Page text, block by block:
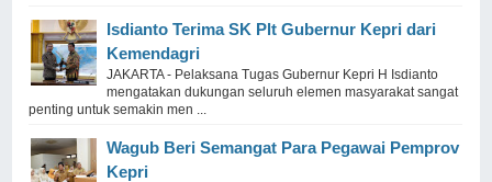
Isdianto Terima SK Plt Gubernur Kepri dari
Kemendagri
JAKARTA - Pelaksana Tugas Gubernur Kepri H Isdianto
mengatakan dukungan seluruh elemen masyarakat sangat
penting untuk semakin men ...
Wagub Beri Semangat Para Pegawai Pemprov
Kepri